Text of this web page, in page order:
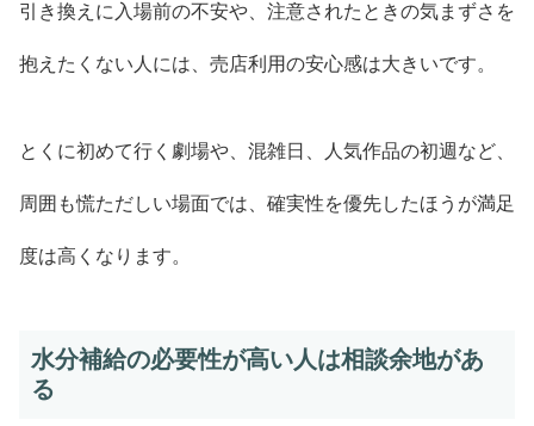
引き換えに入場前の不安や、注意されたときの気まずさを
抱えたくない人には、売店利用の安心感は大きいです。
とくに初めて行く劇場や、混雑日、人気作品の初週など、
周囲も慌ただしい場面では、確実性を優先したほうが満足
度は高くなります。
水分補給の必要性が高い人は相談余地があ
る